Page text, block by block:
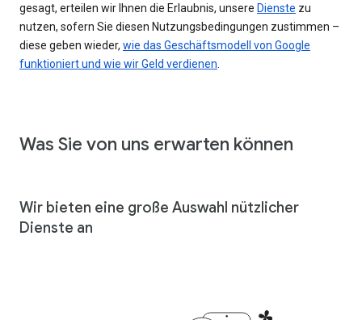
gesagt, erteilen wir Ihnen die Erlaubnis, unsere Dienste zu
nutzen, sofern Sie diesen Nutzungsbedingungen zustimmen –
diese geben wieder, wie das Geschäftsmodell von Google
funktioniert und wie wir Geld verdienen
Was Sie von uns erwarten können
Wir bieten eine große Auswahl nützlicher
Dienste an